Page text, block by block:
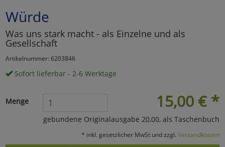
Würde
Was uns stark macht - als Einzelne und als
Gesellschaft
Artikelnummer: 6203846
Sofort lieferbar - 2-6 Werktage
15,00 € *
Menge
gebundene Originalausgabe 20,00, als Taschenbuch
* inkl. gesetzlicher MwSt und zzgl. Versandkosten
Marketing
Umfragetools